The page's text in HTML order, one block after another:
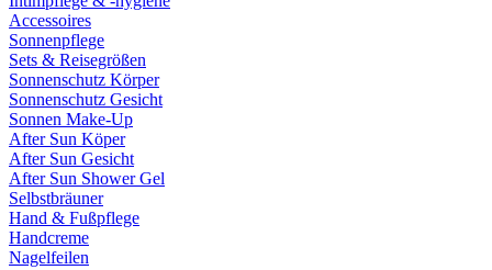
Accessoires
Sonnenpflege
Sets & Reisegrößen
Sonnenschutz Körper
Sonnenschutz Gesicht
Sonnen Make-Up
After Sun Köper
After Sun Gesicht
After Sun Shower Gel
Selbstbräuner
Hand & Fußpflege
Handcreme
Nagelfeilen